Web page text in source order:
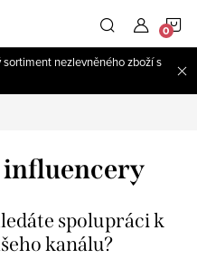
nezlevněného zboží s
influencery
spolupráci k
kanálu?